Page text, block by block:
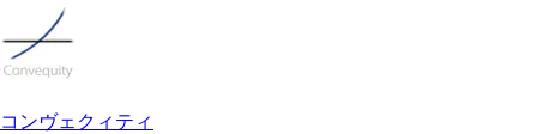
コンヴェクィティ